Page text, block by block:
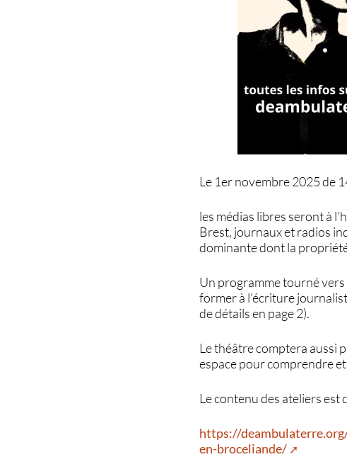
Le 1er novembre 2025 de
les médias libres seront à
Brest, journaux et radios
dominante dont la
Un programme tourné
former à l’écriture
de détails en page 2).
Le théâtre comptera aussi
espace pour comprendre
Le contenu des ateliers est
https://
en-broceliande/